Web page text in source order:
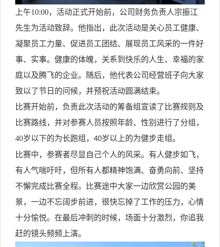
上午10:00，活动正式开始前，公司财务负责人宗振江
先生为活动致辞。他指出，此次活动是关心员工健康、
凝聚员工力量、 促进员工团结、 展现员工风采的一件好
事、实事。 健康的体魄， 关系到 快乐的人生、 幸福的家
庭以及腾飞的企业。随后，他代表公司经营班子向大家
致以了节日 的问候，并预祝活动圆满结束。
比赛开始前，负责此次活动的筹备组宣读了比赛规则及
比赛路线，并对参赛人员按照年龄、性别进行了分组 ，
40岁以下的为长跑组， 40岁以上的为健步走组。
比赛中，参赛者尽显自己个人的风采。有人健步如飞，
有人气喘吁吁，但所有人都精神饱满、奋勇向前、坚持
不懈完成比赛全程。比赛途中大家一边欣赏公园的美
景，一边不忘阔步前进，很快忘掉了工作的压力，心情
十分愉悦。在最后冲刺的时候，场面十分激烈，你追我
赶的镜头频频上演。